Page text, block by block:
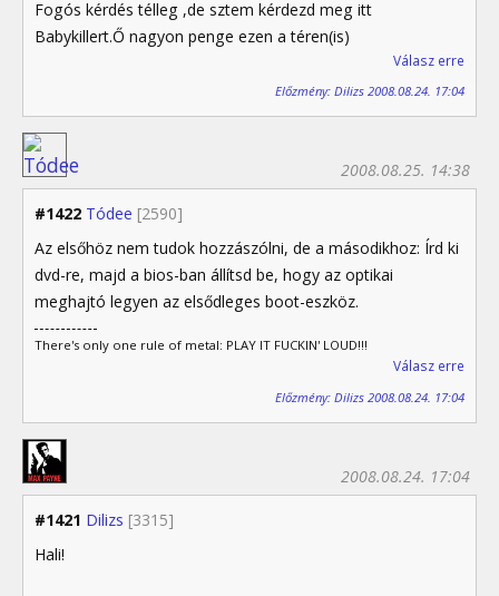
Fogós kérdés télleg ,de sztem kérdezd meg itt
Babykillert.Ő nagyon penge ezen a téren(is)
Válasz erre
Előzmény: Dilizs 2008.08.24. 17:04
#1422 Tódee [2590]
2008.08.25. 14:38
Az elsőhöz nem tudok hozzászólni, de a másodikhoz: Írd ki
dvd-re, majd a bios-ban állítsd be, hogy az optikai
meghajtó legyen az elsődleges boot-eszköz.
There's only one rule of metal: PLAY IT FUCKIN' LOUD!!!
Válasz erre
Előzmény: Dilizs 2008.08.24. 17:04
#1421 Dilizs [3315]
2008.08.24. 17:04
Hali!